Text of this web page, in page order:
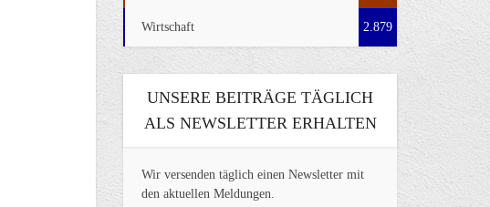
Wirtschaft 2.879
UNSERE BEITRÄGE TÄGLICH
ALS NEWSLETTER ERHALTEN
Wir versenden täglich einen Newsletter mit
den aktuellen Meldungen.